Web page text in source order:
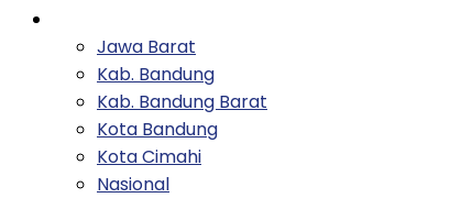
Jawa Barat
Kab. Bandung
Kab. Bandung Barat
Kota Bandung
Kota Cimahi
Nasional